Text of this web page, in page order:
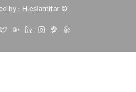
© Edited by : H.eslamifar